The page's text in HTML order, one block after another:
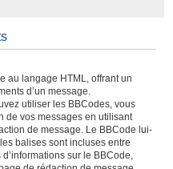
au langage HTML, offrant un
d’un message.
utiliser les BBCodes, vous
de vos messages en utilisant
de message. Le BBCode lui-
balises sont incluses entre
sur le BBCode,